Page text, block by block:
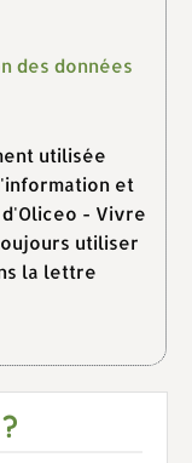
des données
utilisée
et
- Vivre
utiliser
la lettre